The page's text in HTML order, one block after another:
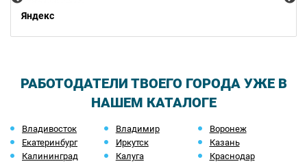
Яндекс
РАБОТОДАТЕЛИ ТВОЕГО ГОРОДА УЖЕ В
НАШЕМ КАТАЛОГЕ
Владивосток Владимир
Воронеж
Екатеринбург
Иркутск
Казань
Калининград
Калуга
Краснодар